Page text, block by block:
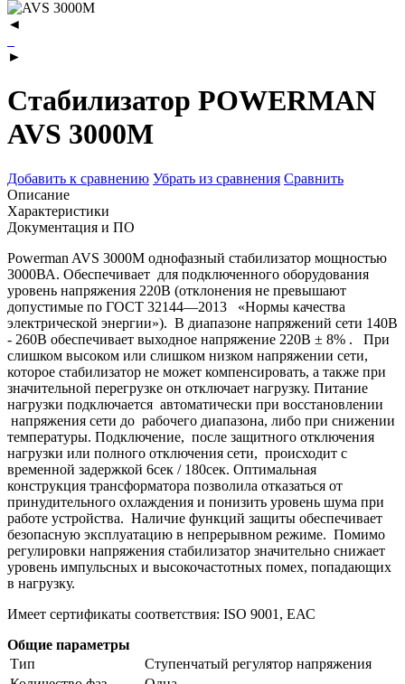
◄
►
Стабилизатор POWERMAN
AVS 3000M
Добавить к сравнению Убрать из сравнения Сравнить
Описание
Характеристики
Документация и ПО
Powerman AVS 3000M однофазный стабилизатор мощностью
3000ВА. Обеспечивает для подключенного оборудования
уровень напряжения 220В (отклонения не превышают
допустимые по ГОСТ 32144―2013 «Нормы качества
электрической энергии»). В диапазоне напряжений сети 140В
- 260В обеспечивает выходное напряжение 220В ± 8% . При
слишком высоком или слишком низком напряжении сети,
которое стабилизатор не может компенсировать, а также при
значительной перегрузке он отключает нагрузку. Питание
нагрузки подключается автоматически при восстановлении
напряжения сети до рабочего диапазона, либо при снижении
температуры. Подключение, после защитного отключения
нагрузки или полного отключения сети, происходит с
временной задержкой 6сек / 180сек. Оптимальная
конструкция трансформатора позволила отказаться от
принудительного охлаждения и понизить уровень шума при
работе устройства. Наличие функций защиты обеспечивает
безопасную эксплуатацию в непрерывном режиме. Помимо
регулировки напряжения стабилизатор значительно снижает
уровень импульсных и высокочастотных помех, попадающих
в нагрузку.
Имеет сертификаты соответствия: ISO 9001, ЕАС
Общие параметры
Тип
Ступенчатый регулятор напряжения